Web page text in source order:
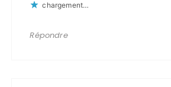
chargement…
Répondre